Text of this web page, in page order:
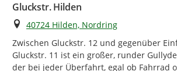
Gluckstr. Hilden
Ort
40724 Hilden, Nordring
Zwischen Gluckstr. 12 und gegenüber
Gluckstr. 11 ist ein großer, runder
der bei jeder Überfahrt, egal ob Fahrrad